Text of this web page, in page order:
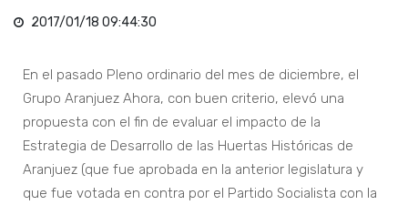
2017/01/18 09:44:30
En el pasado Pleno ordinario del mes de diciembre, el
Grupo Aranjuez Ahora, con buen criterio, elevó una
propuesta con el fin de evaluar el impacto de la
Estrategia de Desarrollo de las Huertas Históricas de
Aranjuez (que fue aprobada en la anterior legislatura y
que fue votada en contra por el Partido Socialista con la